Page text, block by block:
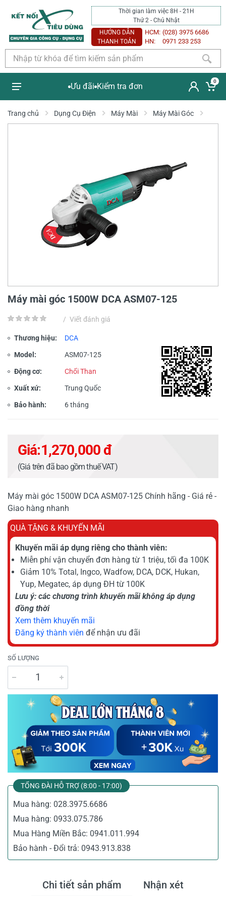
Thời gian làm việc 8H - 21H
Thứ 2 - Chủ Nhật
HƯỚNG DẪN
THANH TOÁN
HCM: (028) 3975 6686
HN:
0971 233 253
Ưu đãi Kiểm tra đơn
0
Trang chủ Dụng Cụ Điện Máy Mài Máy Mài Góc
Máy mài góc 1500W DCA ASM07-125
/ Viết đánh giá
Thương hiệu: DCA
Model: ASM07-125
Động cơ: Chổi Than
Xuất xứ: Trung Quốc
Bảo hành: 6 tháng
Giá:1,270,000 đ
(Giá trên đã bao gồm thuế VAT)
Máy mài góc 1500W DCA ASM07-125 Chính hãng - Giá rẻ -
Giao hàng nhanh
QUÀ TẶNG & KHUYẾN MÃI
Khuyến mãi áp dụng riêng cho thành viên:
Miễn phí vận chuyển đơn hàng từ 1 triệu, tối đa 100K
Giảm 10% Total, Ingco, Wadfow, DCA, DCK, Hukan,
Yup, Megatec, áp dụng ĐH từ 100K
Lưu ý: các chương trình khuyến mãi không áp dụng
đồng thời
Xem thêm khuyến mãi
Đăng ký thành viên để nhận ưu đãi
SỐ LƯỢNG
TỔNG ĐÀI HỖ TRỢ (8:00 - 17:00)
Mua hàng: 028.3975.6686
Mua hàng: 0933.075.786
Mua Hàng Miền Bắc: 0941.011.994
Bảo hành - Đổi trả: 0943.913.838
Chi tiết sản phẩm Nhận xét